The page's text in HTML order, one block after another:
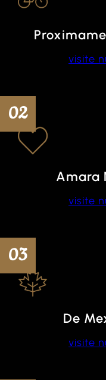
visite
02
Amara
visite
03
De
visite